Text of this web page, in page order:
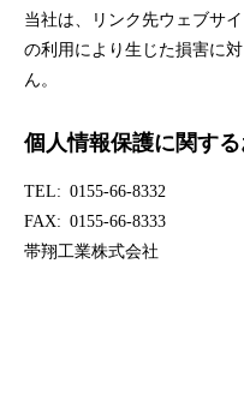
当社は、リンク先ウェブサ
の利用により生じた損害に
ん。
個人情報保護に関す
TEL
0155-66-8332
FAX
0155-66-8333
帯翔工業株式会社